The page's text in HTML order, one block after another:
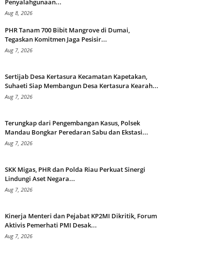
Penyalahgunaan...
Aug 8, 2026
PHR Tanam 700 Bibit Mangrove di Dumai,
Tegaskan Komitmen Jaga Pesisir...
Aug 7, 2026
Sertijab Desa Kertasura Kecamatan Kapetakan,
Suhaeti Siap Membangun Desa Kertasura Kearah...
Aug 7, 2026
Terungkap dari Pengembangan Kasus, Polsek
Mandau Bongkar Peredaran Sabu dan Ekstasi...
Aug 7, 2026
SKK Migas, PHR dan Polda Riau Perkuat Sinergi
Lindungi Aset Negara...
Aug 7, 2026
Kinerja Menteri dan Pejabat KP2MI Dikritik, Forum
Aktivis Pemerhati PMI Desak...
Aug 7, 2026